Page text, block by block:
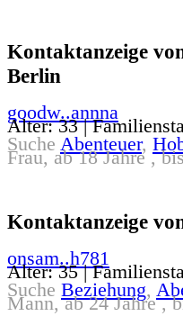
Kontaktanzeige
Berlin
goodw..annna
Alter: 33 |
Suche Abenteuer,
Frau, ab 18 Jahre ,
Kontaktanzeige
onsam..h781
Alter: 35 |
Suche Beziehung,
Mann, ab 24 Jahre ,